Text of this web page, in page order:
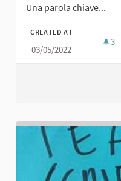
Una parola chiave...
CREATED AT
03/05/2022
3